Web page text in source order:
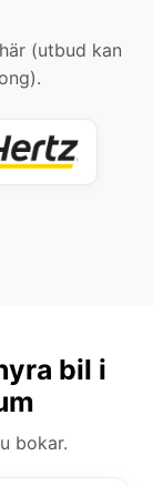
(utbud kan
bil i
bokar.